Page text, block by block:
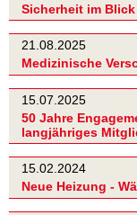
Sicherheit im Blick
21.08.2025
Medizinische
15.07.2025
50 Jahre
langjähriges
15.02.2024
Neue Heizung -